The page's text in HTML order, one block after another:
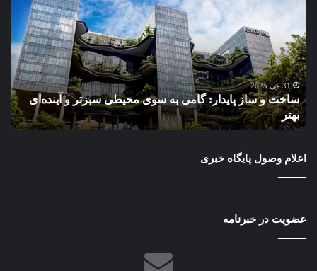
گامی
به
سوی
محیطی
سبزتر
و
آینده‌ای
31 می 2025
ساخت و ساز پایدار: گامی به سوی محیطی سبزتر و آینده‌ای
بهتر
اعلام وصول پایگاه خبری
عضویت در خبرنامه